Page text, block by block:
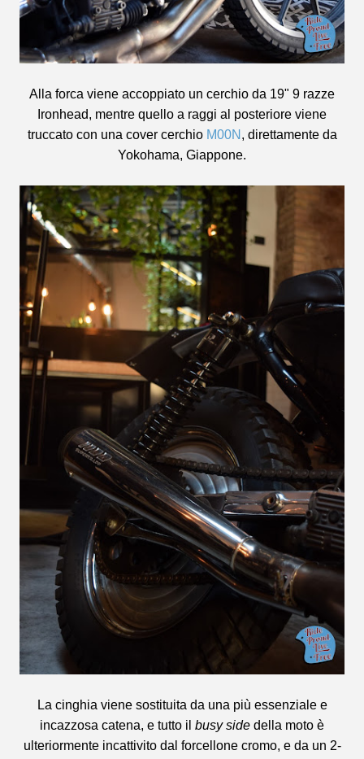
Alla forca viene accoppiato un cerchio da 19" 9 razze
Ironhead, mentre quello a raggi al posteriore viene
truccato con una cover cerchio M00N , direttamente da
Yokohama, Giappone.
La cinghia viene sostituita da una più essenziale e
incazzosa catena, e tutto il busy side della moto è
ulteriormente incattivito dal forcellone cromo, e da un 2-